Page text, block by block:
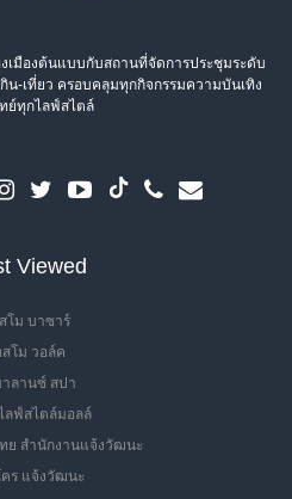
เมืองต้นแบบกับสถานที่จัดการประชุมระดับ
-เที่ยว ครอบคลุมทุกกิจกรรมความบันเทิง
ย์ทุกไลฟ์สไตล์
Viewed
โม บาซาร์
โม วอล์ค
ลานซ์ สปา
ลฟ์สไตล์มอลล์
ย สำนักงานแจ้งวัฒนะ
ร แจ้งวัฒนะ